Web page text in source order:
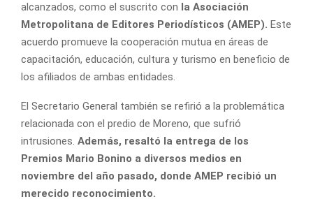
alcanzados, como el suscrito con la Asociación
Metropolitana de Editores Periodísticos (AMEP). Este
acuerdo promueve la cooperación mutua en áreas de
capacitación, educación, cultura y turismo en beneficio de
los afiliados de ambas entidades.
El Secretario General también se refirió a la problemática
relacionada con el predio de Moreno, que sufrió
intrusiones. Además, resaltó la entrega de los
Premios Mario Bonino a diversos medios en
noviembre del año pasado, donde AMEP recibió un
merecido reconocimiento.